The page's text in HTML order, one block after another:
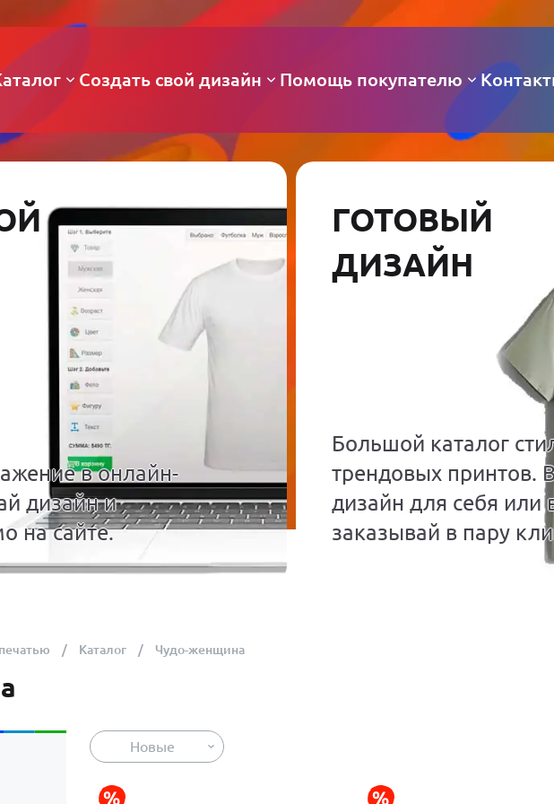
Создать свой дизайн Помощь покупателю
в онлайн-
дизайн и
на сайте.
ГОТОВЫЙ
ДИЗАЙН
Большой каталог
трендовых принтов.
дизайн для себя или
заказывай в пару
Каталог Чудо-женщина
Новые